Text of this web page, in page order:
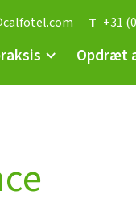
T +31
Opdræt